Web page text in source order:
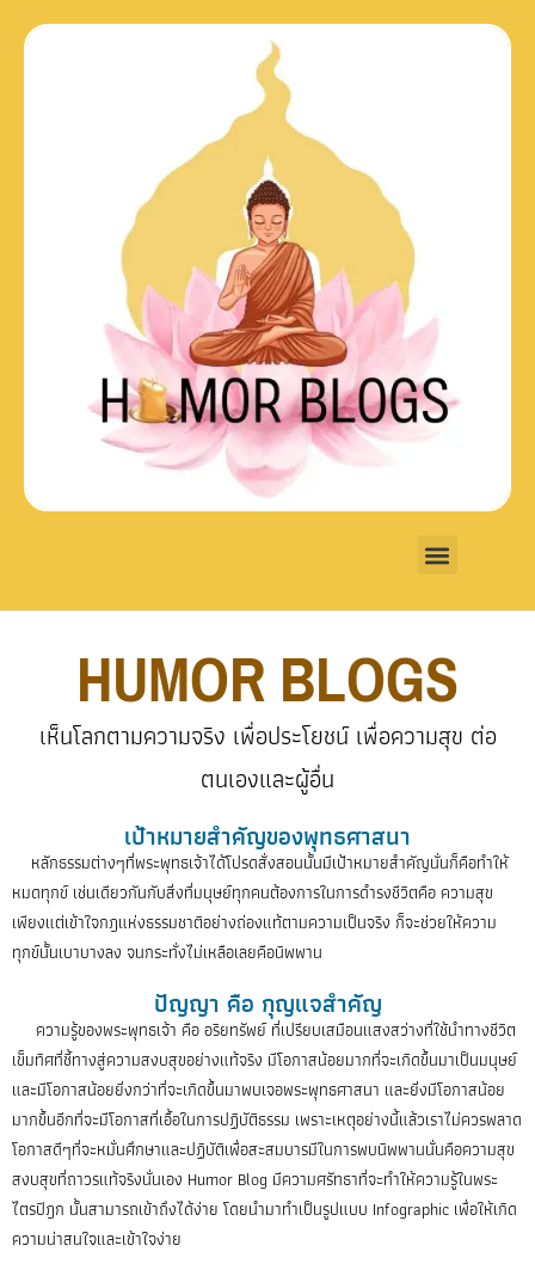
HUMOR BLOGS
เห็นโลกตามความจริง เพื่อประโยชน์ เพื่อความสุข ต่อ
ตนเองและผู้อื่น
เป้าหมายสำคัญของพุทธศาสนา
หลักธรรมต่างๆที่พระพุทธเจ้าได้โปรดสั่งสอนนั้นมีเป้าหมายสำคัญนั่นก็คือทำให้
หมดทุกข์ เช่นเดียวกันกับสิ่งที่มนุษย์ทุกคนต้องการในการดำรงชีวิตคือ ความสุข
เพียงแต่เข้าใจกฎแห่งธรรมชาติอย่างถ่องแท้ตามความเป็นจริง ก็จะช่วยให้ความ
ทุกข์นั้นเบาบางลง จนกระทั่งไม่เหลือเลยคือนิพพาน
ปัญญา คือ กุญแจสำคัญ
ความรู้ของพระพุทธเจ้า คือ อริยทรัพย์ ที่เปรียบเสมือนแสงสว่างที่ใช้นำทางชีวิต
เข็มทิศที่ชี้ทางสู่ความสงบสุขอย่างแท้จริง มีโอกาสน้อยมากที่จะเกิดขึ้นมาเป็นมนุษย์
และมีโอกาสน้อยยิ่งกว่าที่จะเกิดขึ้นมาพบเจอพระพุทธศาสนา และยิ่งมีโอกาสน้อย
มากขึ้นอีกที่จะมีโอกาสที่เอื้อในการปฏิบัติธรรม เพราะเหตุอย่างนี้แล้วเราไม่ควรพลาด
โอกาสดีๆที่จะหมั่นศึกษาและปฏิบัติเพื่อสะสมบารมีในการพบนิพพานนั่นคือความสุข
สงบสุขที่ถาวรแท้จริงนั่นเอง Humor Blog มีความศรัทธาที่จะทำให้ความรู้ในพระ
ไตรปิฎก นั้นสามารถเข้าถึงได้ง่าย โดยนำมาทำเป็นรูปแบบ Infographic เพื่อให้เกิด
ความน่าสนใจและเข้าใจง่าย